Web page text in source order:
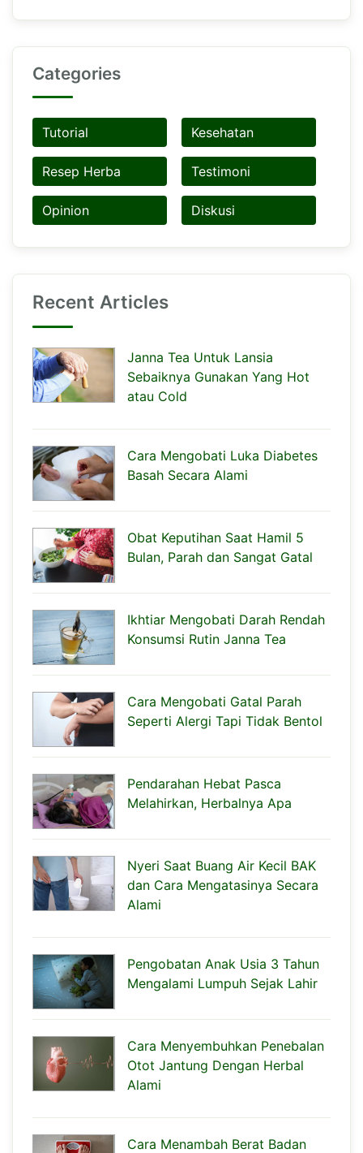
Categories
Tutorial Kesehatan
Resep Herba Testimoni
Opinion Diskusi
Recent Articles
Janna Tea Untuk Lansia
Sebaiknya Gunakan Yang Hot
atau Cold
Cara Mengobati Luka Diabetes
Basah Secara Alami
Obat Keputihan Saat Hamil 5
Bulan, Parah dan Sangat Gatal
Ikhtiar Mengobati Darah Rendah
Konsumsi Rutin Janna Tea
Cara Mengobati Gatal Parah
Seperti Alergi Tapi Tidak Bentol
Pendarahan Hebat Pasca
Melahirkan, Herbalnya Apa
Nyeri Saat Buang Air Kecil BAK
dan Cara Mengatasinya Secara
Alami
Pengobatan Anak Usia 3 Tahun
Mengalami Lumpuh Sejak Lahir
Cara Menyembuhkan Penebalan
Otot Jantung Dengan Herbal
Alami
Cara Menambah Berat Badan